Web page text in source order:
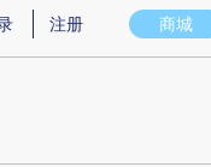
实意图存在偏差。不代表财
商城
注册